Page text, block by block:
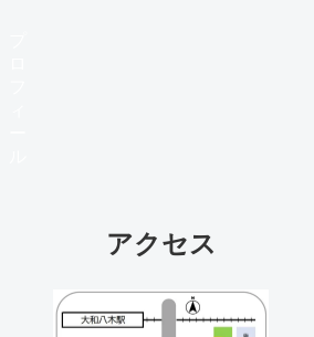
アクセス